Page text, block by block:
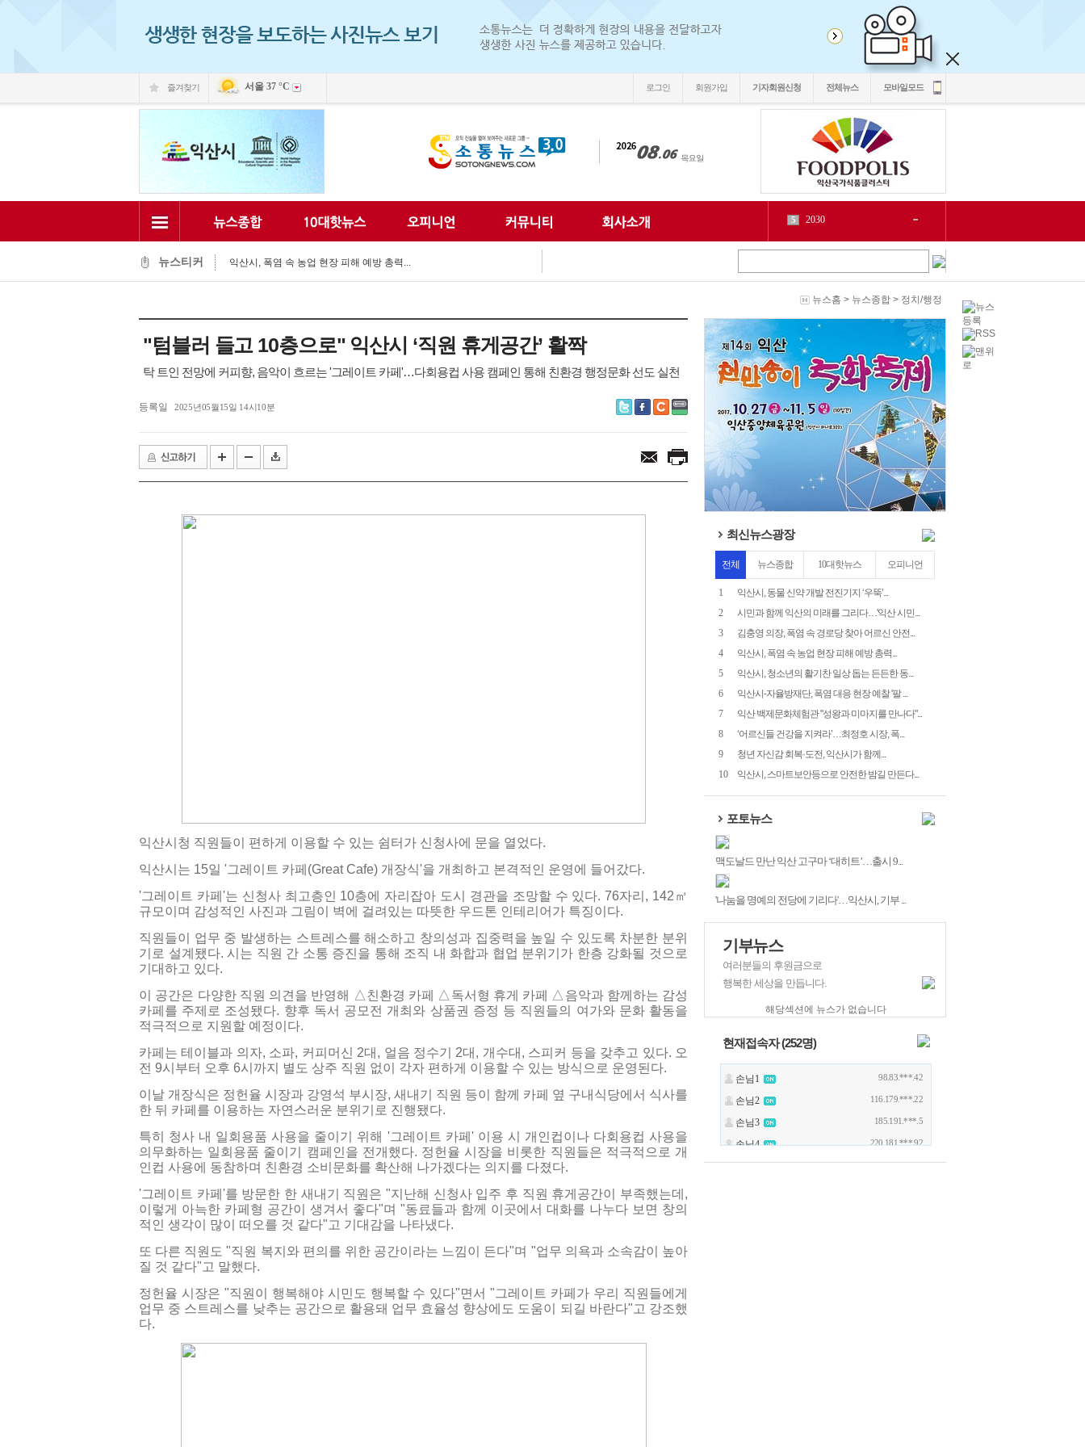
즐겨찾기 서울 37 °C 로그인 회원가입 기자회원신청 전체뉴스 모바일모드
5 2030
源
8
泥
5
紐⑦
2
1
cctv
1
LH
1
chlwntjd
4 22 3
뉴스티커
시민과 함께 익산의 미래를 그리다…'익산 시민아카데...
김충영 의장, 폭염 속 경로당 찾아 어르신 안전 챙겨...
익산시, 폭염 속 농업 현장 피해 예방 총력...
청년 자신감 회복·도전, 익산시가 함께...
초록우산 익산후원회·(주)미첼, 나눔문화 확산 앞장...
익산시, 동물 신약 개발 전진기지 ‘우뚝’...
뉴스홈 > 뉴스종합 > 정치/행정
"텀블러 들고 10층으로" 익산시 ‘직원 휴게공간’ 활짝
탁 트인 전망에 커피향, 음악이 흐르는 '그레이트 카페'…다회용컵 사용 캠페인 통해 친환경 행정문화 선도 실천
등록일 2025년05월15일 14시10분
익산시청 직원들이 편하게 이용할 수 있는 쉼터가 신청사에 문을 열었다.
익산시는 15일 '그레이트 카페(Great Cafe) 개장식'을 개최하고 본격적인 운영에 들어갔다.
'그레이트 카페'는 신청사 최고층인 10층에 자리잡아 도시 경관을 조망할 수 있다. 76자리, 142㎡
규모이며 감성적인 사진과 그림이 벽에 걸려있는 따뜻한 우드톤 인테리어가 특징이다.
직원들이 업무 중 발생하는 스트레스를 해소하고 창의성과 집중력을 높일 수 있도록 차분한 분위
기로 설계됐다. 시는 직원 간 소통 증진을 통해 조직 내 화합과 협업 분위기가 한층 강화될 것으로
기대하고 있다.
이 공간은 다양한 직원 의견을 반영해 △친환경 카페 △독서형 휴게 카페 △음악과 함께하는 감성
카페를 주제로 조성됐다. 향후 독서 공모전 개최와 상품권 증정 등 직원들의 여가와 문화 활동을
적극적으로 지원할 예정이다.
카페는 테이블과 의자, 소파, 커피머신 2대, 얼음 정수기 2대, 개수대, 스피커 등을 갖추고 있다. 오
전 9시부터 오후 6시까지 별도 상주 직원 없이 각자 편하게 이용할 수 있는 방식으로 운영된다.
이날 개장식은 정헌율 시장과 강영석 부시장, 새내기 직원 등이 함께 카페 옆 구내식당에서 식사를
한 뒤 카페를 이용하는 자연스러운 분위기로 진행됐다.
특히 청사 내 일회용품 사용을 줄이기 위해 '그레이트 카페' 이용 시 개인컵이나 다회용컵 사용을
의무화하는 일회용품 줄이기 캠페인을 전개했다. 정헌율 시장을 비롯한 직원들은 적극적으로 개
인컵 사용에 동참하며 친환경 소비문화를 확산해 나가겠다는 의지를 다졌다.
'그레이트 카페'를 방문한 한 새내기 직원은 "지난해 신청사 입주 후 직원 휴게공간이 부족했는데,
이렇게 아늑한 카페형 공간이 생겨서 좋다"며 "동료들과 함께 이곳에서 대화를 나누다 보면 창의
적인 생각이 많이 떠오를 것 같다"고 기대감을 나타냈다.
또 다른 직원도 "직원 복지와 편의를 위한 공간이라는 느낌이 든다"며 "업무 의욕과 소속감이 높아
질 것 같다"고 말했다.
정헌율 시장은 "직원이 행복해야 시민도 행복할 수 있다"면서 "그레이트 카페가 우리 직원들에게
업무 중 스트레스를 낮추는 공간으로 활용돼 업무 효율성 향상에도 도움이 되길 바란다"고 강조했
다.
최신뉴스광장
전체 뉴스종합 10대핫뉴스 오피니언
1
익산시, 동물 신약 개발 전진기지 ‘우뚝’...
2
시민과 함께 익산의 미래를 그리다…'익산 시민...
3
김충영 의장, 폭염 속 경로당 찾아 어르신 안전...
4
익산시, 폭염 속 농업 현장 피해 예방 총력...
5
익산시, 청소년의 활기찬 일상 돕는 든든한 동...
6
익산시-자율방재단, 폭염 대응 현장 예찰 '팔 ...
7
익산 백제문화체험관 "성왕과 미마지를 만나다"...
8
‘어르신들 건강을 지켜라’…최정호 시장, 폭...
9
청년 자신감 회복·도전, 익산시가 함께...
10
익산시, 스마트보안등으로 안전한 밤길 만든다...
포토뉴스
맥도날드 만난 익산 고구마 ‘대히트’…출시 9...
'나눔을 명예의 전당에 기리다'…익산시, 기부 ...
기부뉴스
여러분들의 후원금으로
행복한 세상을 만듭니다.
해당섹션에 뉴스가 없습니다
현재접속자 (252명)